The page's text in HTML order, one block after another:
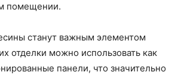
помещении.
станут важным элементом
отделки можно использовать как
панели, что значительно